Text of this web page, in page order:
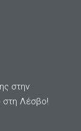
στην
στη Λέσβο!